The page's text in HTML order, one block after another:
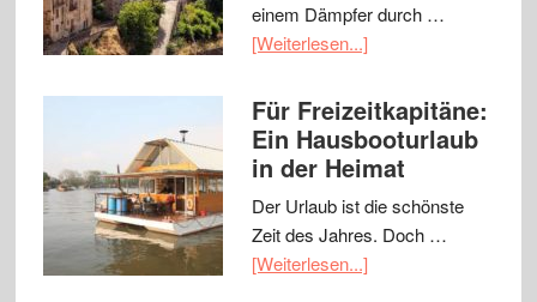
einem Dämpfer durch …
[Weiterlesen...]
Für Freizeitkapitäne:
Ein Hausbooturlaub
in der Heimat
Der Urlaub ist die schönste
Zeit des Jahres. Doch …
[Weiterlesen...]